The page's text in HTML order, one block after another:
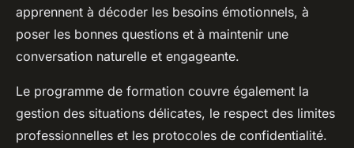
apprennent à décoder les besoins émotionnels, à
poser les bonnes questions et à maintenir une
conversation naturelle et engageante.
Le programme de formation couvre également la
gestion des situations délicates, le respect des limites
professionnelles et les protocoles de confidentialité.